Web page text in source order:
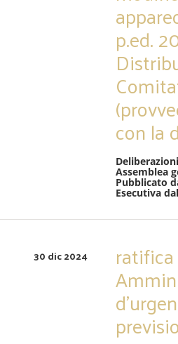
p.ed.
con la
Deliberazioni
Assemblea
Pubblicato
Esecutiva
30 dic 2024